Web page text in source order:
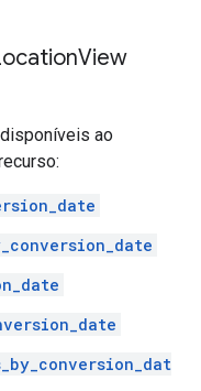
View
ao